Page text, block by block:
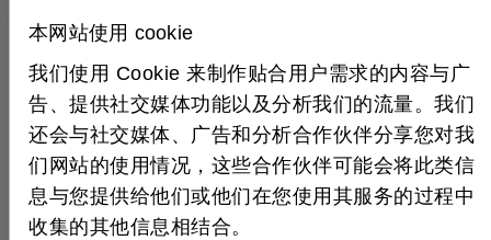
本网站使用 cookie
我们使用 Cookie 来制作贴合用户需求的内容与广
告、提供社交媒体功能以及分析我们的流量。我们
还会与社交媒体、广告和分析合作伙伴分享您对我
们网站的使用情况，这些合作伙伴可能会将此类信
息与您提供给他们或他们在您使用其服务的过程中
收集的其他信息相结合。
贴在产品上。产品会被传送到传送带末端，此处会读
取二维码，将产品放入过程容器，然后将其拾取并最
终交付给药房。当地药房的药剂师会核实客户订单中
的所有产品是否正确。